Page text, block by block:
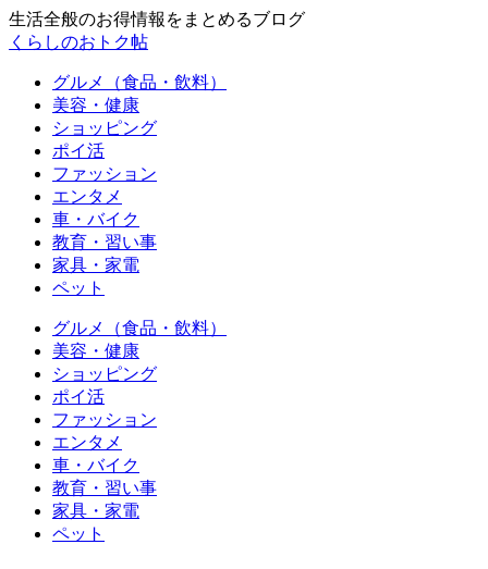
生活全般のお得情報をまとめるブログ
くらしのおトク帖
グルメ（食品・飲料）
美容・健康
ショッピング
ポイ活
ファッション
エンタメ
車・バイク
教育・習い事
家具・家電
ペット
グルメ（食品・飲料）
美容・健康
ショッピング
ポイ活
ファッション
エンタメ
車・バイク
教育・習い事
家具・家電
ペット